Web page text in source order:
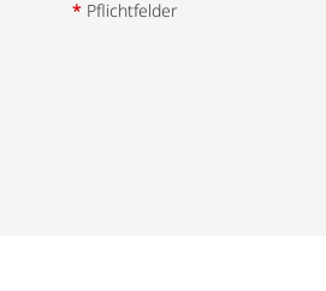
* Pflichtfelder